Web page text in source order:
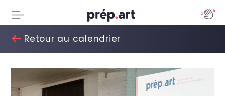
Retour au calendrier